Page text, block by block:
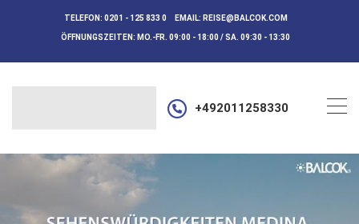
TELEFON: 0201 - 125 833 0 EMAIL: REISE@BALCOK.COM
ÖFFNUNGSZEITEN: MO.-FR. 09:00 - 18:00 / SA. 09:30 - 13:30
+492011258330